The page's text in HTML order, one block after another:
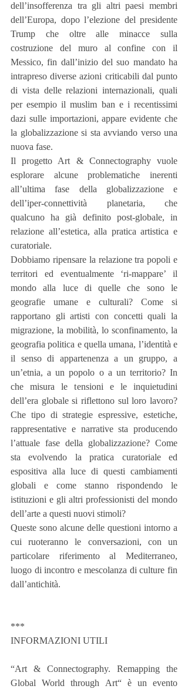
dell’insofferenza tra gli altri paesi membri
dell’Europa, dopo l’elezione del presidente
Trump che oltre alle minacce sulla
costruzione del muro al confine con il
Messico, fin dall’inizio del suo mandato ha
intrapreso diverse azioni criticabili dal punto
di vista delle relazioni internazionali, quali
per esempio il muslim ban e i recentissimi
dazi sulle importazioni, appare evidente che
la globalizzazione si sta avviando verso una
nuova fase.
Il progetto Art & Connectography vuole
esplorare alcune problematiche inerenti
all’ultima fase della globalizzazione e
dell’iper-connettività planetaria, che
qualcuno ha già definito post-globale, in
relazione all’estetica, alla pratica artistica e
curatoriale.
Dobbiamo ripensare la relazione tra popoli e
territori ed eventualmente ‘ri-mappare’ il
mondo alla luce di quelle che sono le
geografie umane e culturali? Come si
rapportano gli artisti con concetti quali la
migrazione, la mobilità, lo sconfinamento, la
geografia politica e quella umana, l’identità e
il senso di appartenenza a un gruppo, a
un’etnia, a un popolo o a un territorio? In
che misura le tensioni e le inquietudini
dell’era globale si riflettono sul loro lavoro?
Che tipo di strategie espressive, estetiche,
rappresentative e narrative sta producendo
l’attuale fase della globalizzazione? Come
sta evolvendo la pratica curatoriale ed
espositiva alla luce di questi cambiamenti
globali e come stanno rispondendo le
istituzioni e gli altri professionisti del mondo
dell’arte a questi nuovi stimoli?
Queste sono alcune delle questioni intorno a
cui ruoteranno le conversazioni, con un
particolare riferimento al Mediterraneo,
luogo di incontro e mescolanza di culture fin
dall’antichità.
***
INFORMAZIONI UTILI
“Art & Connectography. Remapping the
Global World through Art“ è un evento